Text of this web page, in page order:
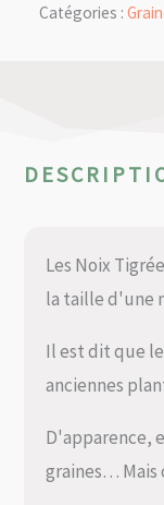
Catégories :
Les Noix
la taille d'une
Il est dit que
anciennes
D'apparence,
graines… Mais